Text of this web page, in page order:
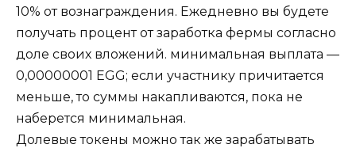
10% от вознаграждения. Ежедневно вы будете
получать процент от заработка фермы согласно
доле своих вложений. минимальная выплата —
0,00000001 EGG; если участнику причитается
меньше, то суммы накапливаются, пока не
наберется минимальная.
Долевые токены можно так же зарабатывать